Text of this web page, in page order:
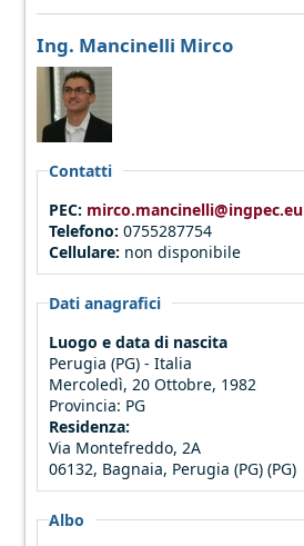
Ing. Mancinelli Mirco
Contatti
PEC: mirco.mancinelli@ingpec.eu
Telefono:0755287754
Cellulare: non disponibile
Dati anagrafici
Luogo e data di nascita
Perugia (PG) - Italia
Mercoledì, 20 Ottobre, 1982
Provincia: PG
Residenza:
Via Montefreddo, 2A
06132, Bagnaia, Perugia (PG) (PG)
Albo